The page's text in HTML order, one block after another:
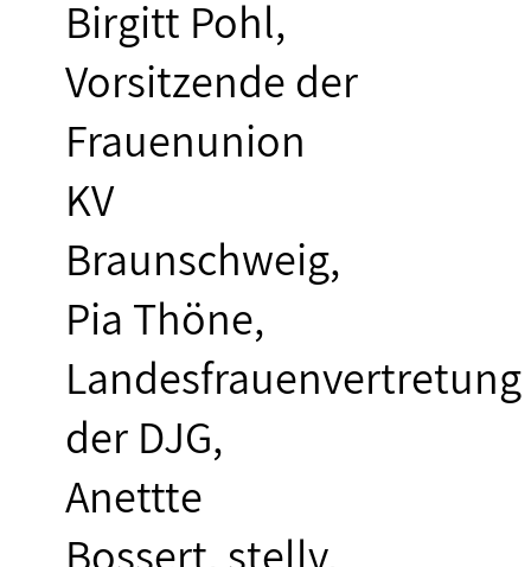
Birgitt Pohl,
Vorsitzende der
Frauenunion
KV
Braunschweig,
Pia Thöne,
Landesfrauenvertretung
der DJG,
Anettte